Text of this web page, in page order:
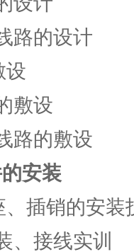
路的设计
设
敷设
路的敷设
安装
插销的安装
、接线实训